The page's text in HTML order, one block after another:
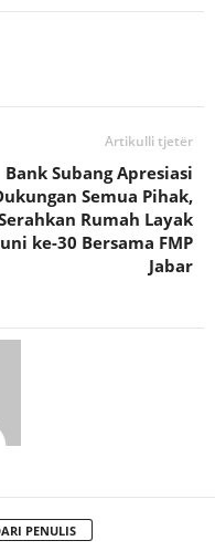
Artikulli tjetër
Bank Subang Apresiasi
Semua Pihak,
Rumah Layak
ke-30 Bersama FMP
Jabar
PENULIS